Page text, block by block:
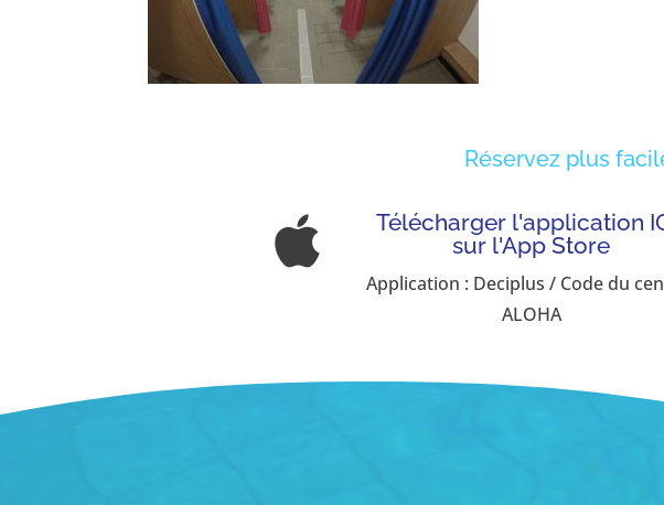
Réservez plus

Télécharger l'application
sur l'App Store
Application : Deciplus / Code du
ALOHA